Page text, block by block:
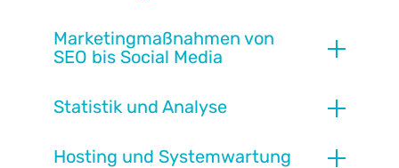
Marketingmaßnahmen von
SEO bis Social Media
Statistik und Analyse
Hosting und Systemwartung